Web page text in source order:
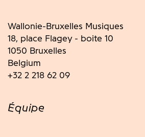
Wallonie-Bruxelles Musiques
18, place Flagey - boite 10
1050 Bruxelles
Belgium
+32 2 218 62 09
Équipe